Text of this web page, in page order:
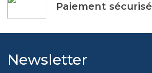
Paiement sécurisé
Newsletter